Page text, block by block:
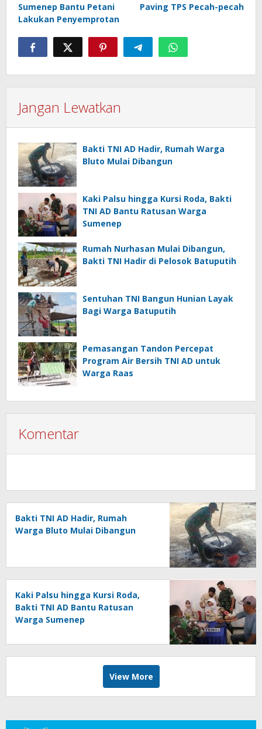
Sumenep Bantu Petani
Lakukan Penyemprotan
Paving TPS Pecah-pecah
Jangan Lewatkan
Bakti TNI AD Hadir, Rumah Warga
Bluto Mulai Dibangun
Kaki Palsu hingga Kursi Roda, Bakti
TNI AD Bantu Ratusan Warga
Sumenep
Rumah Nurhasan Mulai Dibangun,
Bakti TNI Hadir di Pelosok Batuputih
Sentuhan TNI Bangun Hunian Layak
Bagi Warga Batuputih
Pemasangan Tandon Percepat
Program Air Bersih TNI AD untuk
Warga Raas
Komentar
Bakti TNI AD Hadir, Rumah
Warga Bluto Mulai Dibangun
Kaki Palsu hingga Kursi Roda,
Bakti TNI AD Bantu Ratusan
Warga Sumenep
View More